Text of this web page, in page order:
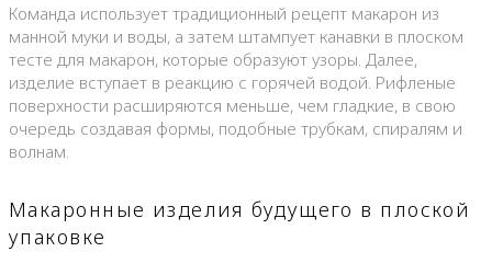
Команда использует традиционный рецепт макарон из
манной муки и воды, а затем штампует канавки в плоском
тесте для макарон, которые образуют узоры. Далее,
изделие вступает в реакцию с горячей водой. Рифленые
поверхности расширяются меньше, чем гладкие, в свою
очередь создавая формы, подобные трубкам, спиралям и
волнам.
Макаронные изделия будущего в плоской
упаковке